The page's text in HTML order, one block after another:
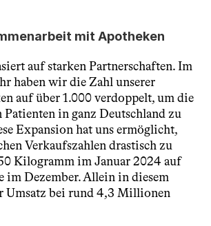
mit Apotheken
auf starken Partnerschaften. Im
haben wir die Zahl unserer
auf über 1.000 verdoppelt, um die
Patienten in ganz Deutschland zu
Expansion hat uns ermöglicht,
Verkaufszahlen drastisch zu
Kilogramm im Januar 2024 auf
im Dezember. Allein in diesem
Umsatz bei rund 4,3 Millionen